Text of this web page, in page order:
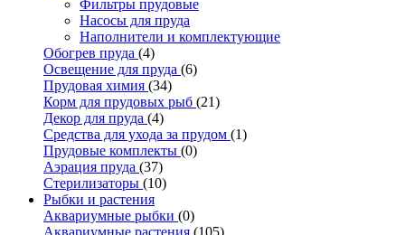
Фильтры прудовые
Насосы для пруда
Наполнители и комплектующие
Обогрев пруда (4)
Освещение для пруда (6)
Прудовая химия (34)
Корм для прудовых рыб (21)
Декор для пруда (4)
Средства для ухода за прудом (1)
Прудовые комплекты (0)
Аэрация пруда (37)
Стерилизаторы (10)
Рыбки и растения
Аквариумные рыбки (0)
Аквариумные растения (105)